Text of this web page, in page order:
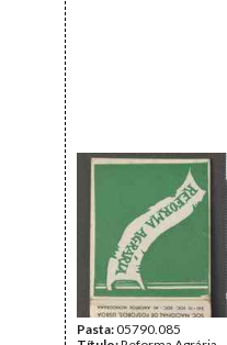
Pasta:05790.085